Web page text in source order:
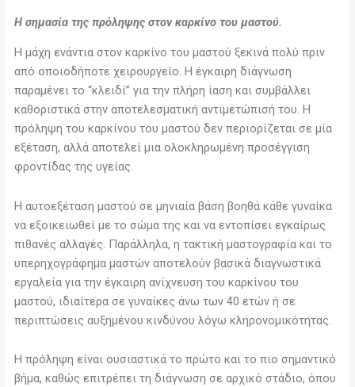
Η σημασία της πρόληψης στον καρκίνο του μαστού.
Η μάχη ενάντια στον καρκίνο του μαστού ξεκινά πολύ πριν
από οποιοδήποτε χειρουργείο. Η έγκαιρη διάγνωση
παραμένει το “κλειδί” για την πλήρη ίαση και συμβάλλει
καθοριστικά στην αποτελεσματική αντιμετώπισή του. Η
πρόληψη του καρκίνου του μαστού δεν περιορίζεται σε μία
εξέταση, αλλά αποτελεί μια ολοκληρωμένη προσέγγιση
φροντίδας της υγείας.
Η αυτοεξέταση μαστού σε μηνιαία βάση βοηθά κάθε γυναίκα
να εξοικειωθεί με το σώμα της και να εντοπίσει εγκαίρως
πιθανές αλλαγές. Παράλληλα, η τακτική μαστογραφία και το
υπερηχογράφημα μαστών αποτελούν βασικά διαγνωστικά
εργαλεία για την έγκαιρη ανίχνευση του καρκίνου του
μαστού, ιδιαίτερα σε γυναίκες άνω των 40 ετών ή σε
περιπτώσεις αυξημένου κινδύνου λόγω κληρονομικότητας.
Η πρόληψη είναι ουσιαστικά το πρώτο και το πιο σημαντικό
βήμα, καθώς επιτρέπει τη διάγνωση σε αρχικό στάδιο, όπου